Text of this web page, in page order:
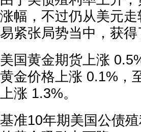
涨幅，不过仍从美元
易紧张局势当中，获得
美国黄金期货上涨
黄金价格上涨 0.1%，
上涨 1.3%。
基准10年期美国公债